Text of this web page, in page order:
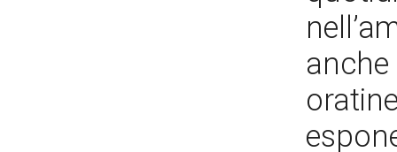
anche